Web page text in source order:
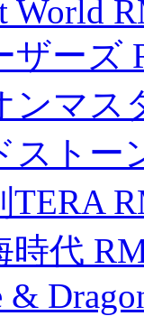
World
ザーズ
ンマス
ストー
TERA
時代
&